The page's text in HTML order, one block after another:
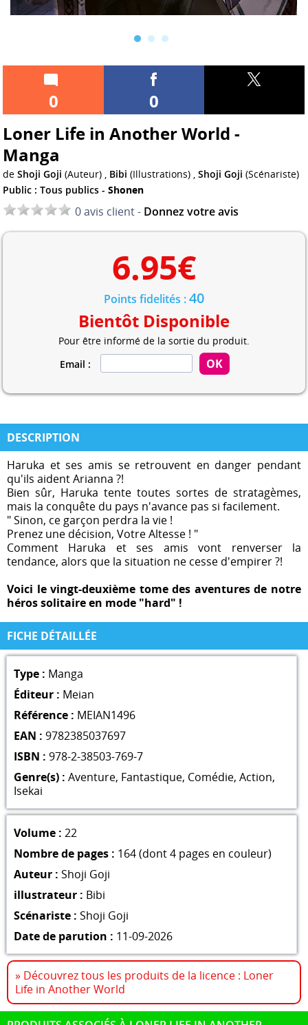
0
0
Loner Life in Another World -
Manga
deShoji Goji (Auteur) , Bibi (Illustrations) ,Shoji Goji (Scénariste)
Public : Tous publics -Shonen
0 avis client - Donnez votre avis
6.95€
Points fidelités :40
Bientôt Disponible
Pour être informé de la sortie du produit.
Email :
DESCRIPTION
Haruka et ses amis se retrouvent en danger pendant
qu'ils aident Arianna ?!
Bien sûr, Haruka tente toutes sortes de stratagèmes,
mais la conquête du pays n'avance pas si facilement.
" Sinon, ce garçon perdra la vie !
Prenez une décision, Votre Altesse ! "
Comment Haruka et ses amis vont renverser la
tendance, alors que la situation ne cesse d'empirer ?!
Voici le vingt-deuxième tome des aventures de notre
héros solitaire en mode "hard" !
FICHE DÉTAILLÉE
Type : Manga
Éditeur : Meian
Référence : MEIAN1496
EAN : 9782385037697
ISBN : 978-2-38503-769-7
Genre(s) : Aventure, Fantastique, Comédie, Action,
Isekai
Volume : 22
Nombre de pages : 164 (dont 4 pages en couleur)
Auteur : Shoji Goji
illustrateur : Bibi
Scénariste : Shoji Goji
Date de parution : 11-09-2026
» Découvrez tous les produits de la licence : Loner
Life in Another World